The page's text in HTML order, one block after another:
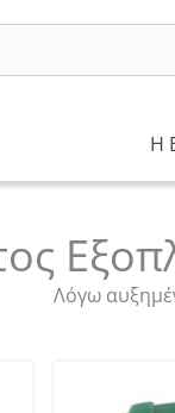
Η
Λόγω